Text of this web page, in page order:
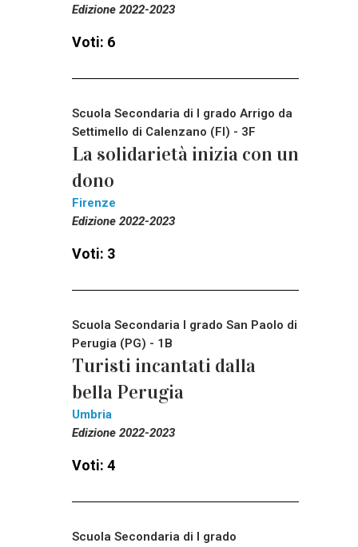
Edizione 2022-2023
Voti: 6
Scuola Secondaria di I grado Arrigo da
Settimello di Calenzano (FI) - 3F
La solidarietà inizia con un
dono
Firenze
Edizione 2022-2023
Voti: 3
Scuola Secondaria I grado San Paolo di
Perugia (PG) - 1B
Turisti incantati dalla
bella Perugia
Umbria
Edizione 2022-2023
Voti: 4
Scuola Secondaria di I grado